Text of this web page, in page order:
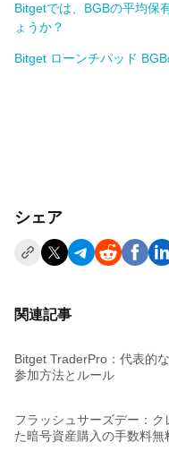
Bitgetでは、BGBの平均保
ょうか？
Bitget ローンチパッド
シェア
関連記事
Bitget TraderPro：代表的
参加方法とルール
フラッシュサーズデー：
た暗号資産購入の手数料無